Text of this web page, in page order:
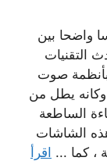
واضحا بين
التقنيات
140و 150 بوصة وبأنظمة صوت
وكانه يطل من
الساطعة
الشاشات
، كما ... اقرأ